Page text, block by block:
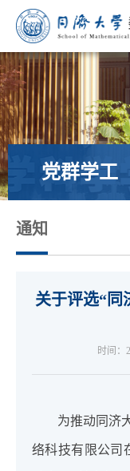
党群学工
通知
关于评选“同
时间：
为推动同济
络科技有限公司